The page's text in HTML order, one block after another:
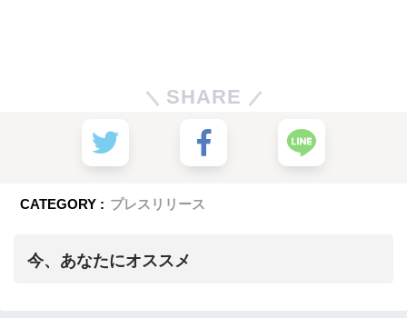
SHARE
CATEGORY : プレスリリース
今、あなたにオススメ